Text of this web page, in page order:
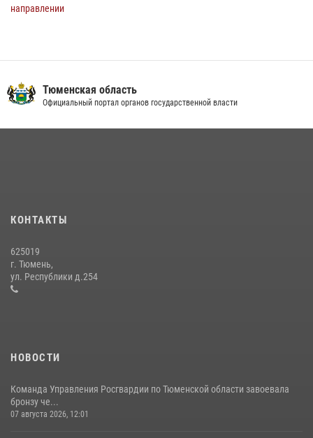
направлении
03 августа 2026, 07:23 1
Сотрудники тюменского СОБР "Сова" отработали навыки
десантирования на Урале
16 июля 2026, 10:42
Тюменская область
Официальный портал органов государственной власти
КОНТАКТЫ
625019
г. Тюмень,
ул. Республики д.254
НОВОСТИ
Команда Управления Росгвардии по Тюменской области завоевала
бронзу че...
07 августа 2026, 12:01